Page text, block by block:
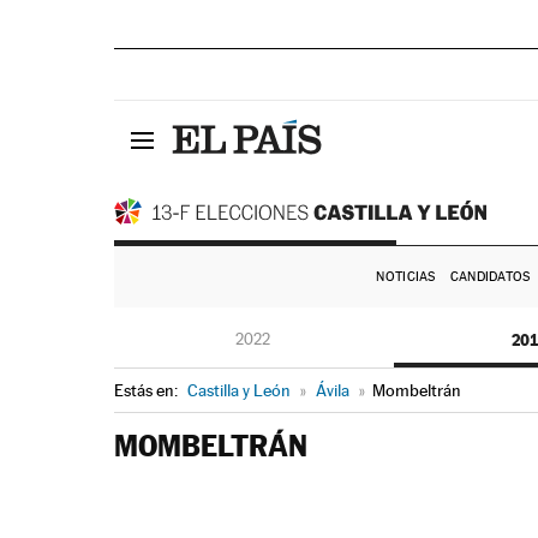
NOTICIAS CANDIDATOS
2022
Estás en: Castilla y León » Ávila » Mombeltrán
MOMBELTRÁN